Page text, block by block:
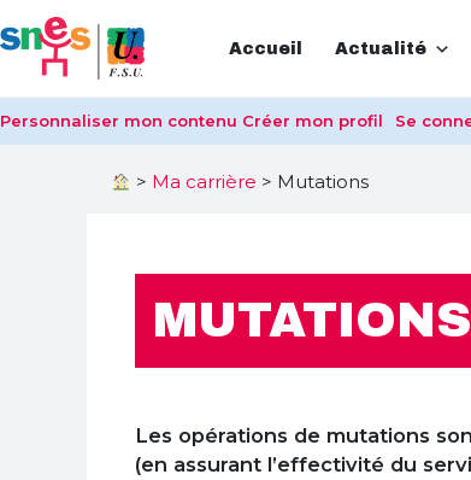
Accueil Actualité
Personnaliser mon contenu Créer mon profil Se
> Ma carrière > Mutations
MUTATIONS
Les opérations de mutations
(en assurant l’effectivité du